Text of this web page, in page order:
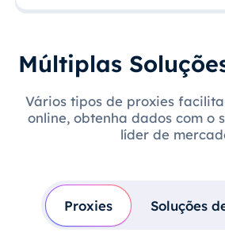
Múltiplas
Vários tipos de proxies
online, obtenha dados com o
líder de
Proxies Soluções